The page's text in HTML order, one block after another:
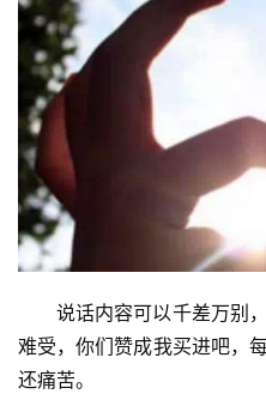
说话内容可以千差万别
难受，你们赞成我买进吧，
还痛苦。